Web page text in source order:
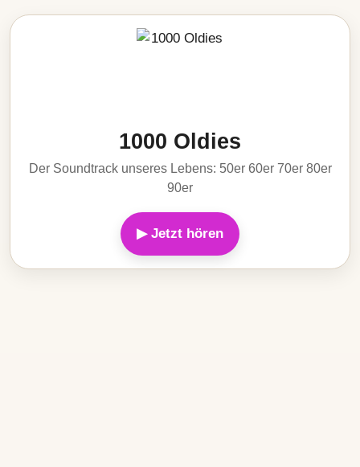
1000 Oldies
Der Soundtrack unseres Lebens: 50er 60er 70er 80er
90er
▶ Jetzt hören